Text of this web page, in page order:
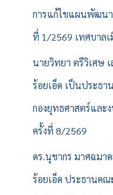
การแก้ไขแผนพัฒนา
ที่ 1/2569 เทศบาลเ
นายวิทยา ตรีวิเศษ
ร้อยเอ็ด เป็นประธา
กองยุทธศาสตร์และ
ครั้งที่ 8/2569
ดร.นุชากร มาศฉมา
ร้อยเอ็ด ประธานค